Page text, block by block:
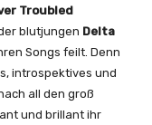
Troubled
blutjungen Delta
Songs feilt. Denn
introspektives und
all den groß
und brillant ihr